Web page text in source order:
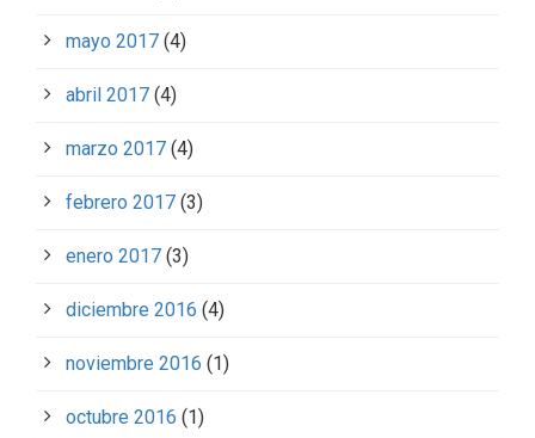
mayo 2017 (4)
abril 2017 (4)
marzo 2017 (4)
febrero 2017 (3)
enero 2017 (3)
diciembre 2016 (4)
noviembre 2016 (1)
octubre 2016 (1)